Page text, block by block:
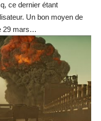
ce dernier étant
Un bon moyen de
29 mars…